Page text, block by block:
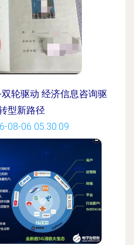
轮驱动 经济信息咨询驱
型新路径
08-06 05:30:09